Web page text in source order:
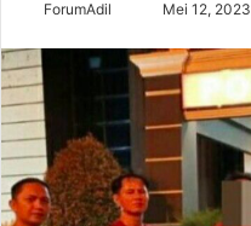
ForumAdil
email
Mei 12, 2023